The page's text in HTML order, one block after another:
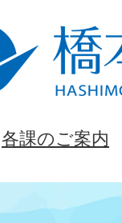
各課のご案内